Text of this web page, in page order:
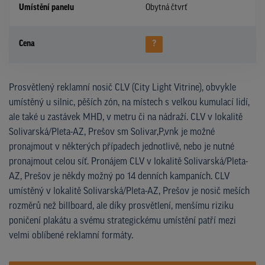
Umístění panelu Obytná čtvrť
Cena ?
Prosvětlený reklamní nosič CLV (City Light Vitrine), obvykle
umístěný u silnic, pěších zón, na místech s velkou kumulací lidí,
ale také u zastávek MHD, v metru či na nádraží. CLV v lokalitě
Solivarská/Pleta-AZ, Prešov sm Solivar,P,vnk je možné
pronajmout v některých případech jednotlivě, nebo je nutné
pronajmout celou síť. Pronájem CLV v lokalitě Solivarská/Pleta-
AZ, Prešov je někdy možný po 14 denních kampaních. CLV
umístěný v lokalitě Solivarská/Pleta-AZ, Prešov je nosič meších
rozměrů než billboard, ale díky prosvětlení, menšímu riziku
poničení plakátu a svému strategickému umístění patří mezi
velmi oblíbené reklamní formáty.